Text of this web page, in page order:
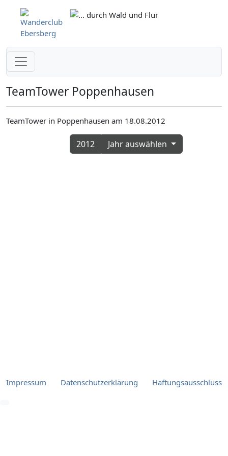
TeamTower Poppenhausen
TeamTower in Poppenhausen am 18.08.2012
2012 Jahr auswählen
Impressum Datenschutzerklärung Haftungsausschluss